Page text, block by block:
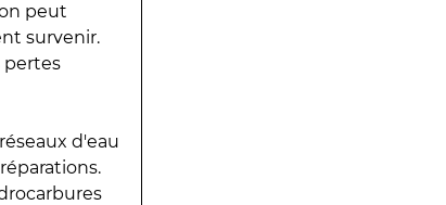
peut
survenir.
pertes
d'eau